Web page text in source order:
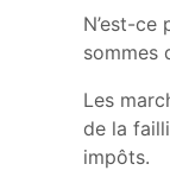
N’est-ce
sommes
Les
de la
impôts.